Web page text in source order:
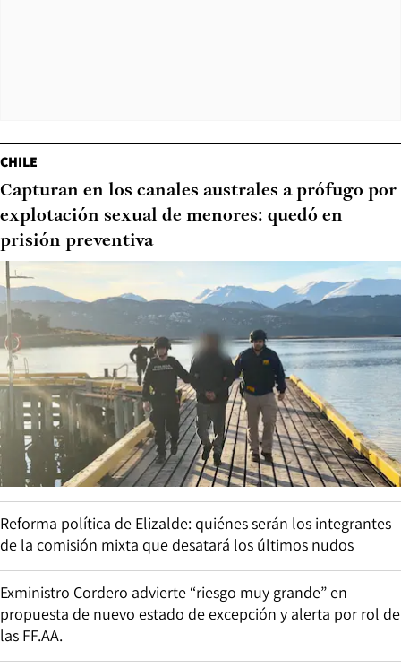
CHILE
Capturan en los canales australes a prófugo por
explotación sexual de menores: quedó en
prisión preventiva
Reforma política de Elizalde: quiénes serán los integrantes
de la comisión mixta que desatará los últimos nudos
Exministro Cordero advierte “riesgo muy grande” en
propuesta de nuevo estado de excepción y alerta por rol de
las FF.AA.